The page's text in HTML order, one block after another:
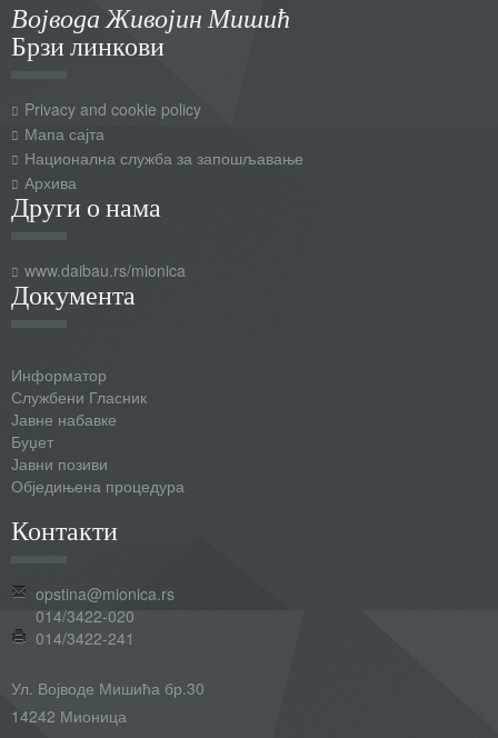
Војвода Живојин Мишић
Брзи линкови
Privacy and cookie policy
Мапа сајта
Национална служба за запошљавање
Архива
Други о нама
www.daibau.rs/mionica
Документа
Информатор
Службени Гласник
Јавне набавке
Буџет
Јавни позиви
Обједињена процедура
Контакти
opstina@mionica.rs
014/3422-020
014/3422-241
Ул. Војводе Мишића бр.30
14242 Мионица